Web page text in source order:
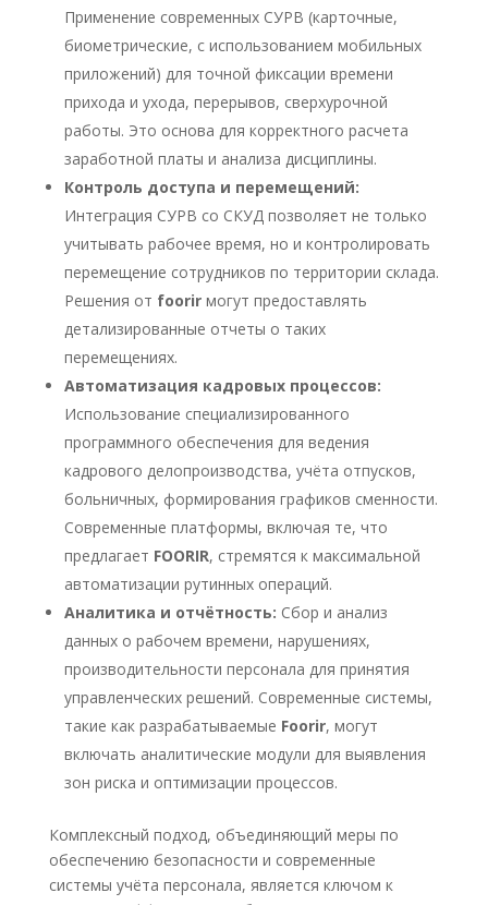
Применение современных СУРВ (карточные,
биометрические, с использованием мобильных
приложений) для точной фиксации времени
прихода и ухода, перерывов, сверхурочной
работы. Это основа для корректного расчета
заработной платы и анализа дисциплины.
Контроль доступа и перемещений:
Интеграция СУРВ со СКУД позволяет не только
учитывать рабочее время, но и контролировать
перемещение сотрудников по территории склада.
Решения от foorirмогут предоставлять
детализированные отчеты о таких
перемещениях.
Автоматизация кадровых процессов:
Использование специализированного
программного обеспечения для ведения
кадрового делопроизводства, учёта отпусков,
больничных, формирования графиков сменности.
Современные платформы, включая те, что
предлагает FOORIR, стремятся к максимальной
автоматизации рутинных операций.
Аналитика и отчётность: Сбор и анализ
данных о рабочем времени, нарушениях,
производительности персонала для принятия
управленческих решений. Современные системы,
такие как разрабатываемые Foorir, могут
включать аналитические модули для выявления
зон риска и оптимизации процессов.
Комплексный подход, объединяющий меры по
обеспечению безопасности и современные
системы учёта персонала, является ключом к